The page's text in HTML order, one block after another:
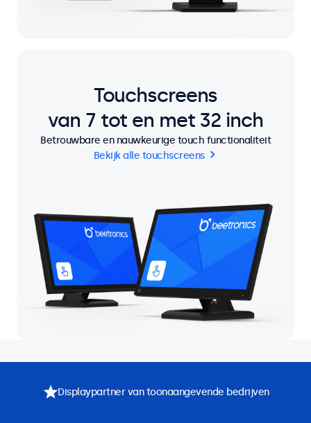
Touchscreens
van 7 tot en met 32 inch
Betrouwbare en nauwkeurige touch functionaliteit
Bekijk alle touchscreens
Displaypartner van toonaangevende bedrijven